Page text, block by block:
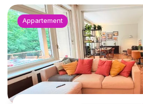
Appartement